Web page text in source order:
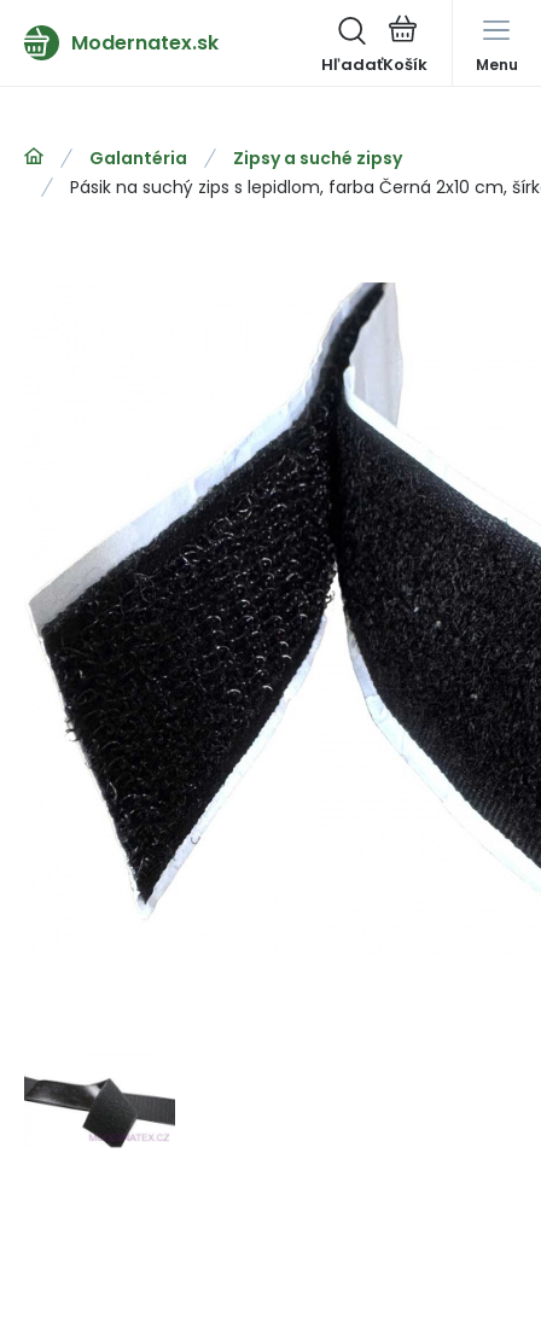
Modernatex.sk
Hľadať Menu
Galantéria
Zipsy a suché zipsy
Pásik na suchý zips s lepidlom, farba Černá 2x10 cm,